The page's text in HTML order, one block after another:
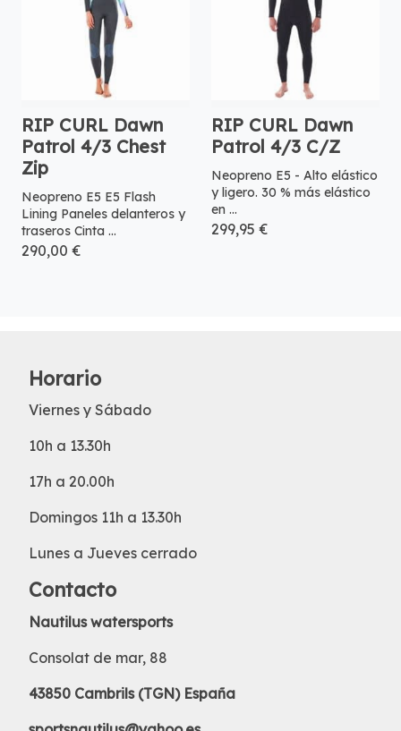
RIP CURL Dawn
Patrol 4/3 Chest
Zip
Neopreno E5 E5 Flash
Lining Paneles delanteros y
traseros Cinta ...
290,00 €
RIP CURL Dawn
Patrol 4/3 C/Z
Neopreno E5 - Alto elástico
y ligero. 30 % más elástico
en ...
299,95 €
Horario
Viernes y Sábado
10h a 13.30h
17h a 20.00h
Domingos 11h a 13.30h
Lunes a Jueves cerrado
Contacto
Nautilus watersports
Consolat de mar, 88
43850 Cambrils (TGN) España